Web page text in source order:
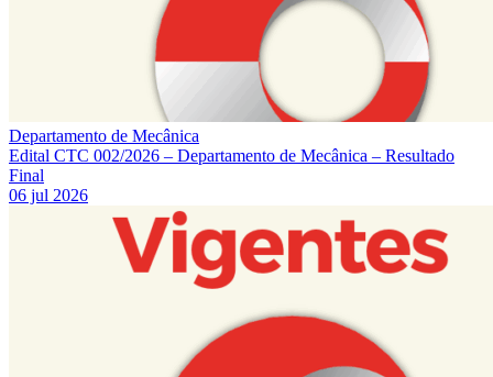
Departamento de Mecânica
Edital CTC 002/2026 – Departamento de Mecânica – Resultado
Final
06 jul 2026